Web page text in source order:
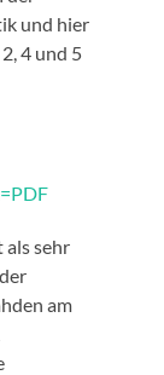
und hier
4 und 5
als sehr
am